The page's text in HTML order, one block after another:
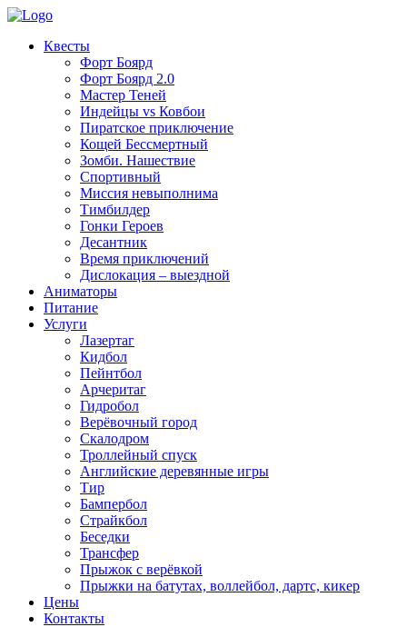
Квесты
Форт Боярд
Форт Боярд 2.0
Мастер Теней
Индейцы vs Ковбои
Пиратское приключение
Кощей Бессмертный
Зомби. Нашествие
Спортивный
Миссия невыполнима
Тимбилдер
Гонки Героев
Десантник
Время приключений
Дислокация – выездной
Аниматоры
Питание
Услуги
Лазертаг
Кидбол
Пейнтбол
Арчеритаг
Гидробол
Верёвочный город
Скалодром
Троллейный спуск
Английские деревянные игры
Тир
Бампербол
Страйкбол
Беседки
Трансфер
Прыжок с верёвкой
Прыжки на батутах, воллейбол, дартс, кикер
Цены
Контакты